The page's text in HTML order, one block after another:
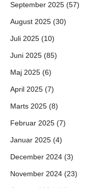
September 2025 (57)
August 2025 (30)
Juli 2025 (10)
Juni 2025 (85)
Maj 2025 (6)
April 2025 (7)
Marts 2025 (8)
Februar 2025 (7)
Januar 2025 (4)
December 2024 (3)
November 2024 (23)